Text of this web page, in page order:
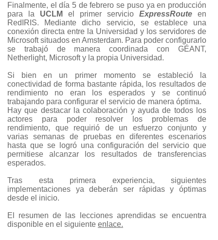
Finalmente, el día 5 de febrero se puso ya en producción
para la UCLM el primer servicio ExpressRoute en
RedIRIS. Mediante dicho servicio, se establece una
conexión directa entre la Universidad y los servidores de
Microsoft situados en Amsterdam. Para poder configurarlo
se trabajó de manera coordinada con GÉANT,
Netherlight, Microsoft y la propia Universidad.
Si bien en un primer momento se estableció la
conectividad de forma bastante rápida, los resultados de
rendimiento no eran los esperados y se continuó
trabajando para configurar el servicio de manera óptima.
Hay que destacar la colaboración y ayuda de todos los
actores para poder resolver los problemas de
rendimiento, que requirió de un esfuerzo conjunto y
varias semanas de pruebas en diferentes escenarios
hasta que se logró una configuración del servicio que
permitiese alcanzar los resultados de transferencias
esperados.
Tras esta primera experiencia, siguientes
implementaciones ya deberán ser rápidas y óptimas
desde el inicio.
El resumen de las lecciones aprendidas se encuentra
disponible en el siguiente enlace.